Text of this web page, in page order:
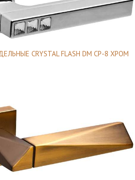
CRYSTAL FLASH DM CP-8 ХРОМ